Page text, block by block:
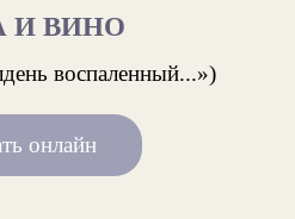
И ВИНО
воспаленный...»)
онлайн